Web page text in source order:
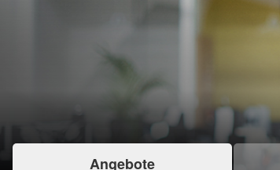
Angebote